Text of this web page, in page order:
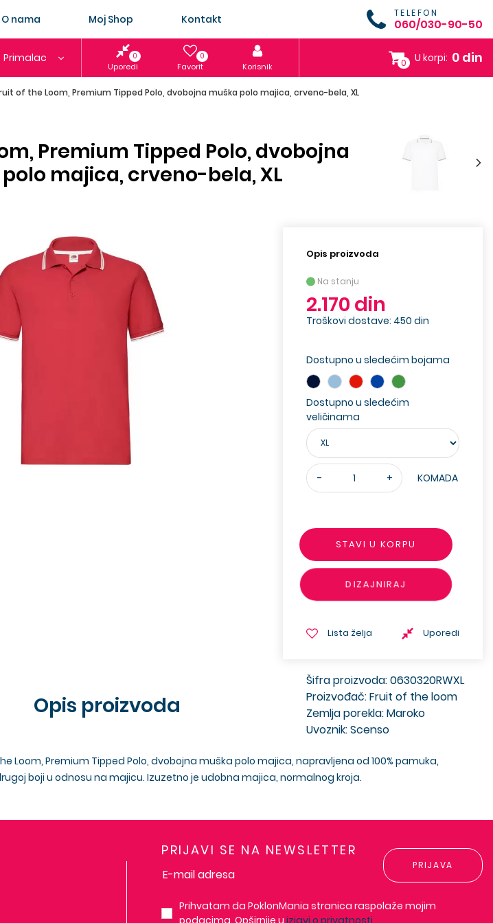
O nama Moj Shop Kontakt TELEFON
060/030-90-50
Primalac 0
Uporedi
0
Favorit Korisnik 0 U korpi: 0 din
of the Loom, Premium Tipped Polo, dvobojna muška polo majica, crveno-bela, XL
Premium Tipped Polo, dvobojna
majica, crveno-bela, XL
Opis proizvoda
Na stanju
2.170 din
Troškovi dostave: 450 din
Dostupno u sledećim bojama
Dostupno u sledećim
veličinama
- + KOMADA
STAVI U KORPU
DIZAJNIRAJ
Lista želja Uporedi
Šifra proizvoda: 0630320RWXL
Proizvođač: Fruit of the loom
Zemlja porekla: Maroko
Uvoznik: Scenso
Opis proizvoda
Loom, Premium Tipped Polo, dvobojna muška polo majica, napravljena od 100% pamuka,
boji u odnosu na majicu. Izuzetno je udobna majica, normalnog kroja.
PRIJAVI SE NA NEWSLETTER
PRIJAVA
Prihvatam da PoklonMania stranica raspolaže mojim